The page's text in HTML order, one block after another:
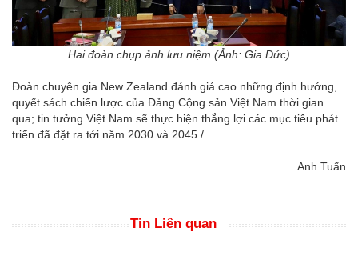
Hai đoàn chụp ảnh lưu niệm (Ảnh: Gia Đức)
Đoàn chuyên gia New Zealand đánh giá cao những định hướng,
quyết sách chiến lược của Đảng Cộng sản Việt Nam thời gian
qua; tin tưởng Việt Nam sẽ thực hiện thắng lợi các mục tiêu phát
triển đã đặt ra tới năm 2030 và 2045./.
Anh Tuấn
Tin Liên quan